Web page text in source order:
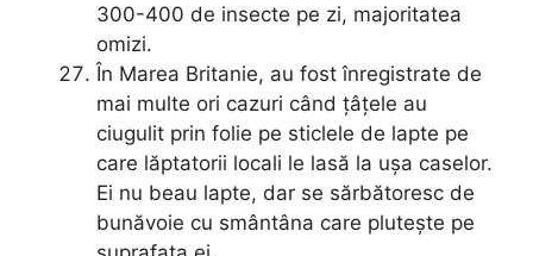
300-400 de insecte pe zi, majoritatea
omizi.
În Marea Britanie, au fost înregistrate de
mai multe ori cazuri când țâțele au
ciugulit prin folie pe sticlele de lapte pe
care lăptatorii locali le lasă la ușa caselor.
Ei nu beau lapte, dar se sărbătoresc de
bunăvoie cu smântâna care plutește pe